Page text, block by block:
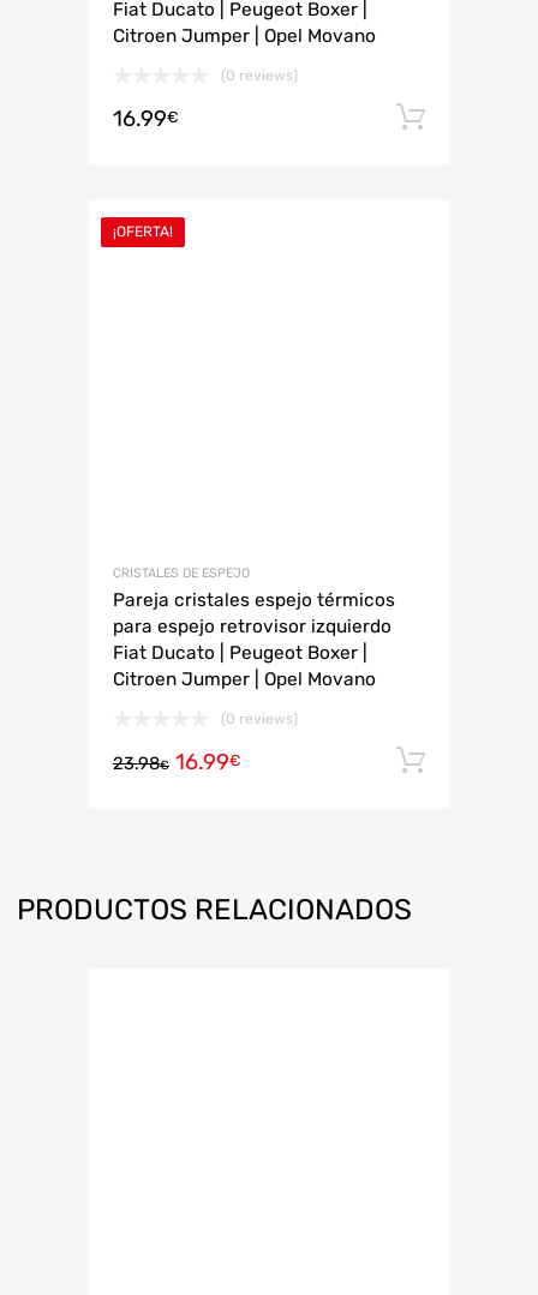
Fiat Ducato | Peugeot Boxer |
Citroen Jumper | Opel Movano
(0 reviews)
16.99€
¡OFERTA!
CRISTALES DE ESPEJO
Pareja cristales espejo térmicos
para espejo retrovisor izquierdo
Fiat Ducato | Peugeot Boxer |
Citroen Jumper | Opel Movano
(0 reviews)
23.98€ 16.99€
PRODUCTOS RELACIONADOS